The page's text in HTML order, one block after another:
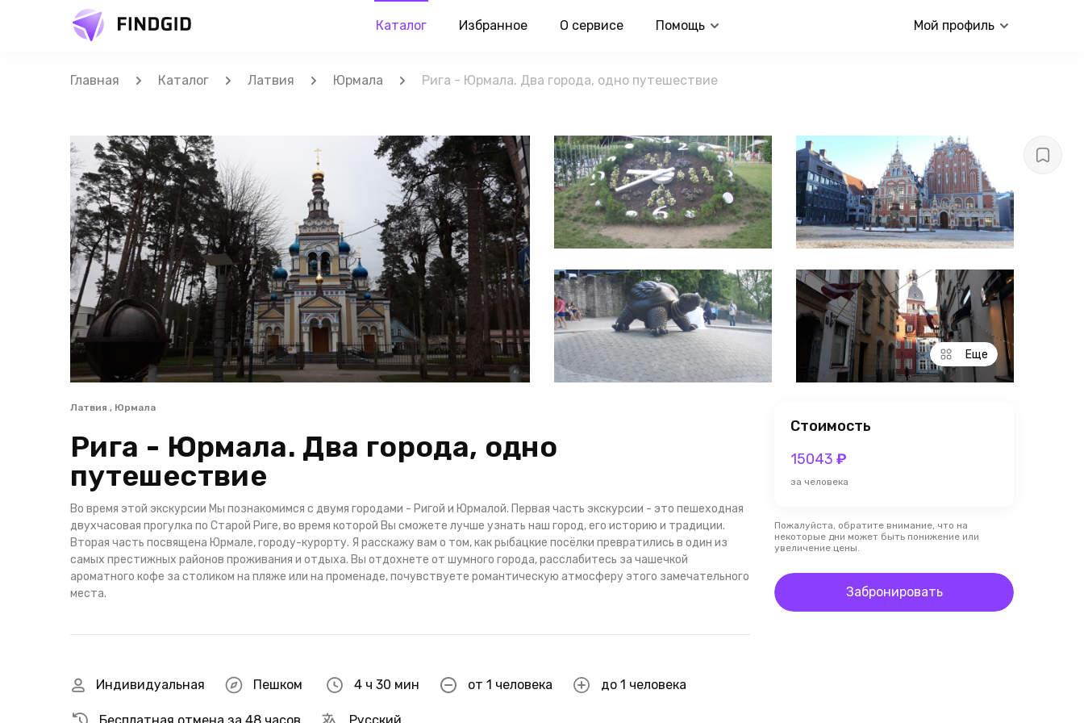
Каталог Избранное О сервисе Помощь Мой профиль
Главная Каталог Латвия Юрмала Рига - Юрмала. Два города, одно путешествие
Еще
Латвия , Юрмала
Рига - Юрмала. Два города, одно
путешествие
Во время этой экскурсии Мы познакомимся с двумя городами - Ригой и Юрмалой. Первая часть экскурсии - это пешеходная
двухчасовая прогулка по Старой Риге, во время которой Вы сможете лучше узнать наш город, его историю и традиции.
Вторая часть посвящена Юрмале, городу-курорту. Я расскажу вам о том, как рыбацкие посёлки превратились в один из
самых престижных районов проживания и отдыха. Вы отдохнете от шумного города, расслабитесь за чашечкой
ароматного кофе за столиком на пляже или на променаде, почувствуете романтическую атмосферу этого замечательного
места.
Индивидуальная Пешком 4 ч 30 мин от 1 человека до 1 человека
Стоимость
15043 ₽
за человека
Пожалуйста, обратите внимание, что на
некоторые дни может быть понижение или
увеличение цены.
Забронировать